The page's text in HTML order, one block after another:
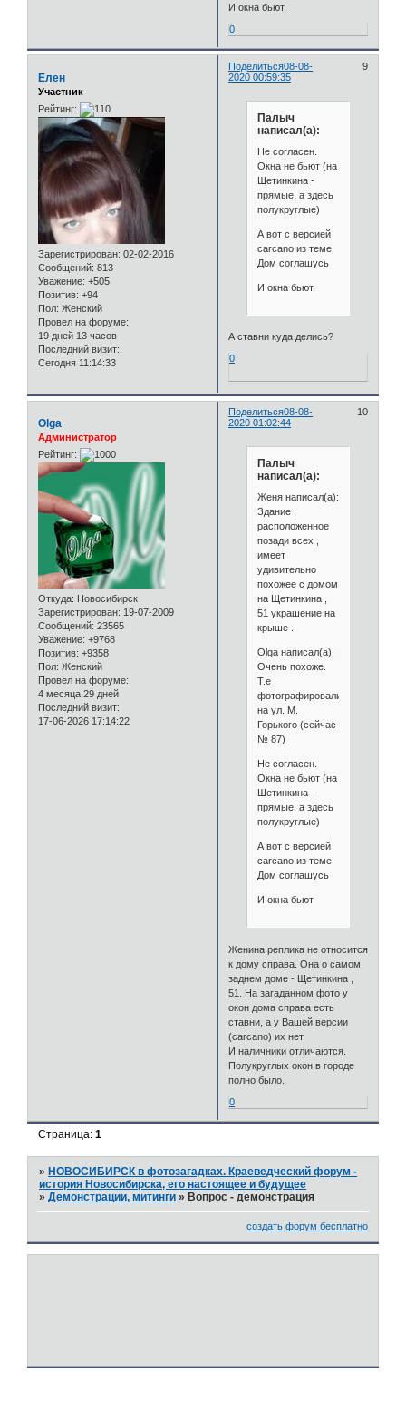
И окна бьют.
0
Поделиться 9
08-08-
2020 00:59:35
Елен
Участник
Рейтинг:
Зарегистрирован: 02-02-2016
Сообщений: 813
Уважение: +505
Позитив: +94
Пол: Женский
Провел на форуме:
19 дней 13 часов
Последний визит:
Сегодня 11:14:33
Палыч
написал(а):
Не согласен.
Окна не бьют (на
Щетинкина -
прямые, а здесь
полукруглые)
А вот с версией
carcano из теме
Дом соглашусь
И окна бьют.
А ставни куда делись?
0
Поделиться 10
08-08-
2020 01:02:44
Olga
Администратор
Рейтинг:
Откуда: Новосибирск
Зарегистрирован: 19-07-2009
Сообщений: 23565
Уважение: +9768
Позитив: +9358
Пол: Женский
Провел на форуме:
4 месяца 29 дней
Последний визит:
17-06-2026 17:14:22
Палыч
написал(а):
Женя написал(а):
Здание ,
расположенное
позади всех ,
имеет
удивительно
похожее с домом
на Щетинкина ,
51 украшение на
крыше .
Olga написал(а):
Очень похоже.
Т.е
фотографировались
на ул. М.
Горького (сейчас
№ 87)
Не согласен.
Окна не бьют (на
Щетинкина -
прямые, а здесь
полукруглые)
А вот с версией
carcano из теме
Дом соглашусь
И окна бьют
Женина реплика не относится
к дому справа. Она о самом
заднем доме - Щетинкина ,
51. На загаданном фото у
окон дома справа есть
ставни, а у Вашей версии
(carcano) их нет.
И наличники отличаются.
Полукруглых окон в городе
полно было.
0
Страница:1
» НОВОСИБИРСК в фотозагадках. Краеведческий форум -
история Новосибирска, его настоящее и будущее
»Демонстрации, митинги » Вопрос - демонстрация
создать форум бесплатно